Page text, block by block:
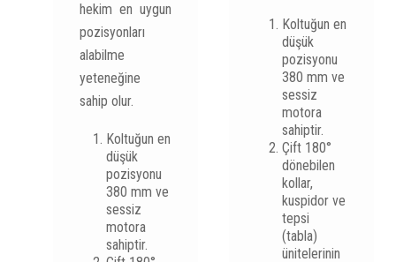
hekim en uygun
pozisyonları
alabilme
yeteneğine
sahip olur.
Koltuğun en
düşük
pozisyonu
380 mm ve
sessiz
motora
sahiptir.
Koltuğun en
düşük
pozisyonu
380 mm ve
sessiz
motora
sahiptir.
Çift 180°
dönebilen
kollar,
kuspidor ve
tepsi
(tabla)
ünitelerinin